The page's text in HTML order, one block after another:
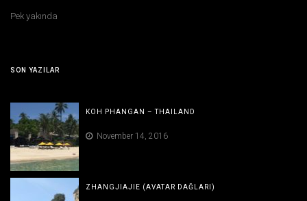
Pek yakında
SON YAZILAR
KOH PHANGAN – THAILAND
November 14, 2016
ZHANGJIAJIE (AVATAR DAĞLARI)